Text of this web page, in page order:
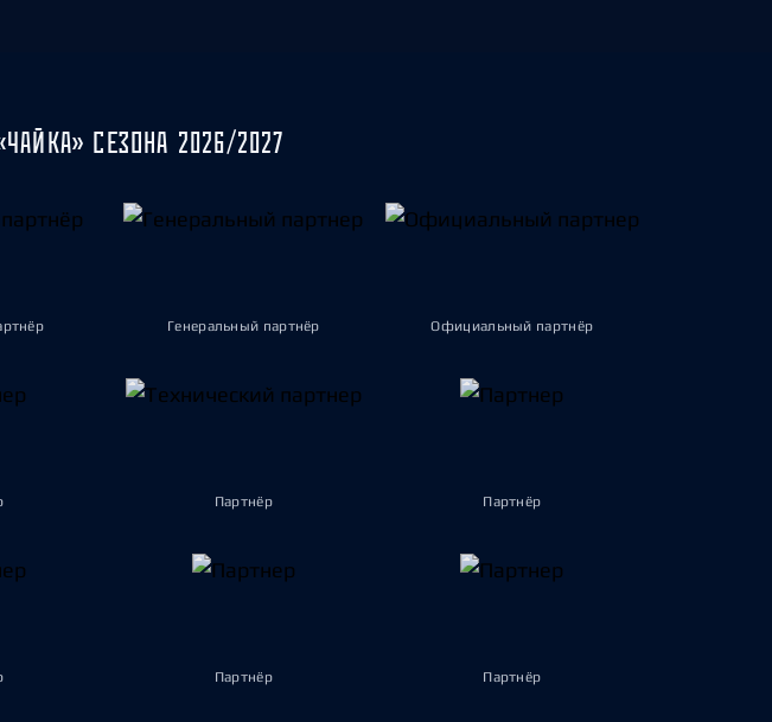
СЕЗОНА 2026/2027
Генеральный партнёр Официальный партнёр
Партнёр Партнёр
Партнёр Партнёр